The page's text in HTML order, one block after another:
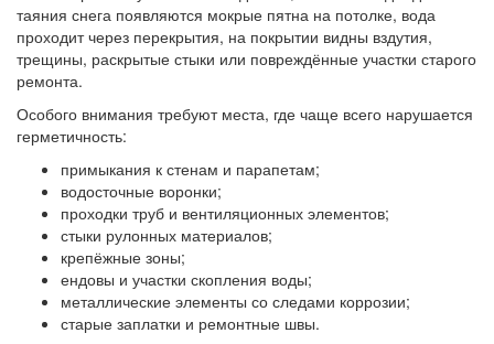
таяния снега появляются мокрые пятна на потолке, вода
проходит через перекрытия, на покрытии видны вздутия,
трещины, раскрытые стыки или повреждённые участки старого
ремонта.
Особого внимания требуют места, где чаще всего нарушается
герметичность:
примыкания к стенам и парапетам;
водосточные воронки;
проходки труб и вентиляционных элементов;
стыки рулонных материалов;
крепёжные зоны;
ендовы и участки скопления воды;
металлические элементы со следами коррозии;
старые заплатки и ремонтные швы.